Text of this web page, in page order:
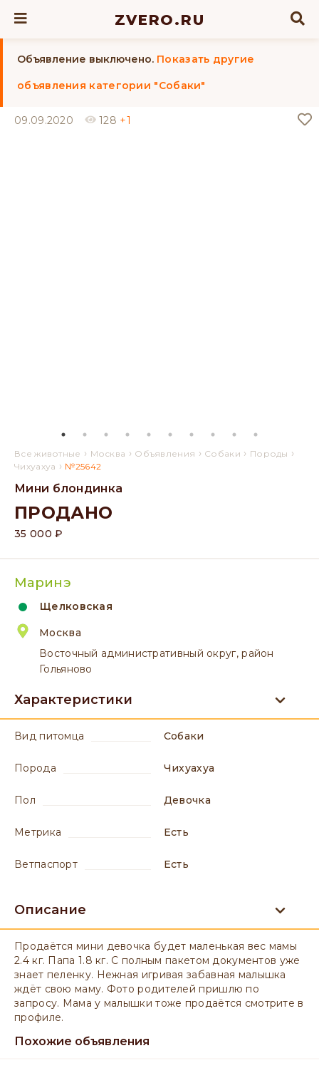
ZVERO.RU
Объявление выключено. Показать другие
объявления категории "Собаки"
09.09.2020 128 +1
Все животные › Москва › Объявления › Собаки › Породы ›
Чихуахуа › №25642
Мини блондинка
ПРОДАНО
35 000 ₽
Маринэ
Щелковская
Москва
Восточный административный округ, район
Гольяново
Характеристики
вид питомца Собаки
порода Чихуахуа
пол девочка
метрика есть
ветпаспорт есть
Описание
Продаётся мини девочка будет маленькая вес мамы
2.4 кг. Папа 1.8 кг. С полным пакетом документов уже
знает пеленку. Нежная игривая забавная малышка
ждёт свою маму. Фото родителей пришлю по
запросу. Мама у малышки тоже продаётся смотрите в
профиле.
Похожие объявления